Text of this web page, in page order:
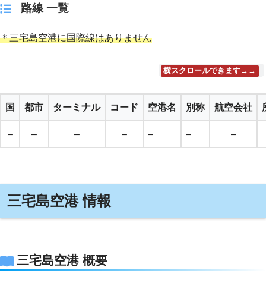
路線 一覧
＊三宅島空港に国際線はありません
横スクロールできます→→
国 都市 ターミナル コード 空港名 別称 航空会社
– – – – – – –
三宅島空港 情報
三宅島空港 概要